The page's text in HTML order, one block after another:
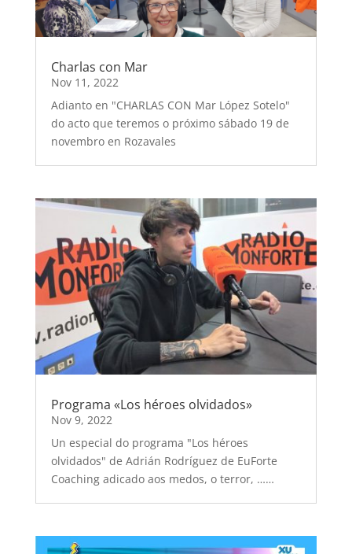
Charlas con Mar
Nov 11, 2022
Adianto en "CHARLAS CON Mar López Sotelo"
do acto que teremos o próximo sábado 19 de
novembro en Rozavales
Programa «Los héroes olvidados»
Nov 9, 2022
Un especial do programa "Los héroes
olvidados" de Adrián Rodríguez de EuForte
Coaching adicado aos medos, o terror, ……